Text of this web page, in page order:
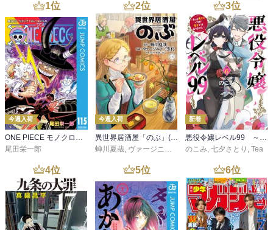
1位
今週入荷
尾田栄一郎
2位
今週入荷
蝉川夏哉 ヴァージニア二等兵 ,転
3位
新着
のこみ 七夕さとり Tea
4位 5位 6位